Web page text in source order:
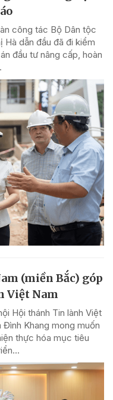
công tác Bộ Dân tộc
dẫn đầu đã đi kiểm
đầu tư nâng cấp, hoàn
(miền Bắc) góp
Việt Nam
Hội thánh Tin lành Việt
Khang mong muốn
thực hóa mục tiêu